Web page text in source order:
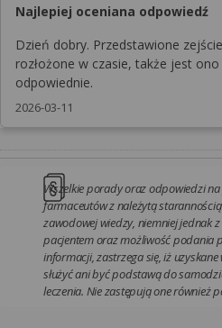
Najlepiej oceniana odpowiedź
Dzień dobry. Przedstawione
rozłożone w czasie, także jest
odpowiednie.
2026-03-11
Wszelkie porady oraz odpowiedzi
farmaceutów z należytą
zawodowej wiedzy, niemniej jednak
pacjentem oraz możliwość podania
informacji, zastrzega się, iż
służyć ani być podstawą do
leczenia. Nie zastępują one również